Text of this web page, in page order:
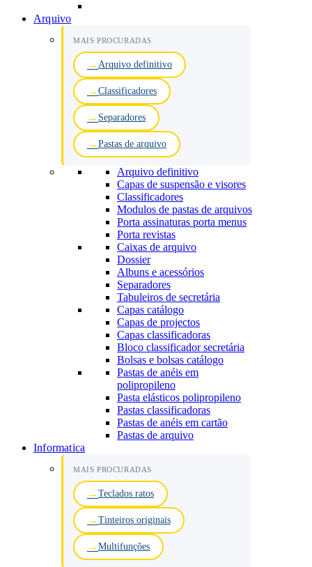
Arquivo
MAIS PROCURADAS
Arquivo definitivo
Classificadores
Separadores
Pastas de arquivo
Arquivo definitivo
Capas de suspensão e visores
Classificadores
Modulos de pastas de arquivos
Porta assinaturas porta menus
Porta revistas
Caixas de arquivo
Dossier
Albuns e acessórios
Separadores
Tabuleiros de secretária
Capas catálogo
Capas de projectos
Capas classificadoras
Bloco classificador secretária
Bolsas e bolsas catálogo
Pastas de anéis em
polipropileno
Pasta elásticos polipropileno
Pastas classificadoras
Pastas de anéis em cartão
Pastas de arquivo
Informatica
MAIS PROCURADAS
Teclados ratos
Tinteiros originais
Multifunções